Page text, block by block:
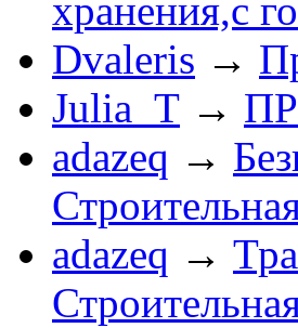
хранения,с
Dvaleris →
Julia_T →
adazeq →
adazeq →